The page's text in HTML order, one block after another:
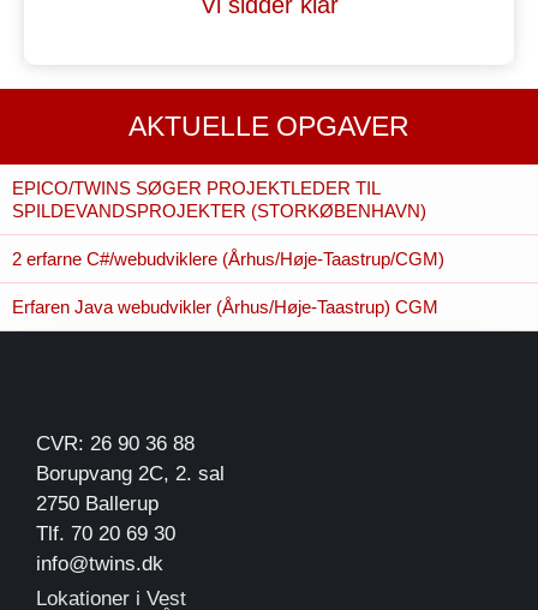
AKTUELLE OPGAVER
EPICO/TWINS SØGER PROJEKTLEDER TIL
SPILDEVANDSPROJEKTER (STORKØBENHAVN)
2 erfarne C#/webudviklere (Århus/Høje-Taastrup/CGM)
Erfaren Java webudvikler (Århus/Høje-Taastrup) CGM
CVR: 26 90 36 88
Borupvang 2C, 2. sal
2750 Ballerup
Tlf. 70 20 69 30
info@twins.dk
Lokationer i Vest